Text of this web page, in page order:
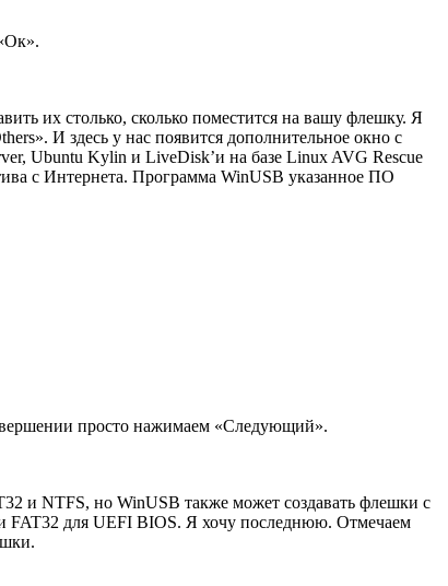
их столько, сколько поместится на вашу флешку. Я
И здесь у нас появится дополнительное окно с
Ubuntu Kylin и LiveDisk’и на базе Linux AVG Rescue
с Интернета. Программа WinUSB указанное ПО
просто нажимаем «Следующий».
и NTFS, но WinUSB также может создавать флешки с
FAT32 для UEFI BIOS. Я хочу последнюю. Отмечаем